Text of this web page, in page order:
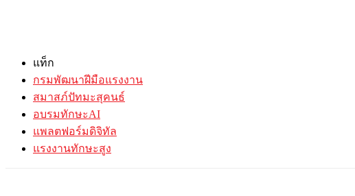
แท็ก
กรมพัฒนาฝีมือแรงงาน
สมาสภ์ปัทมะสุคนธ์
อบรมทักษะAI
แพลตฟอร์มดิจิทัล
แรงงานทักษะสูง